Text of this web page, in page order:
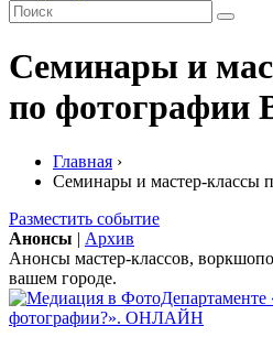
Семинары и
по фотографии
Главная ›
Семинары и мастер-классы
Разместить событие
Анонсы | Архив
Анонсы мастер-классов,
вашем городе.